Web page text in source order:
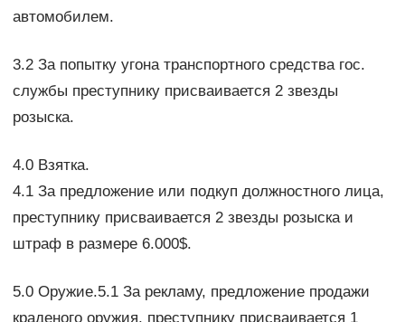
автомобилем.
3.2 За попытку угона транспортного средства гос.
службы преступнику присваивается 2 звезды
розыска.
4.0 Взятка.
4.1 За предложение или подкуп должностного лица,
преступнику присваивается 2 звезды розыска и
штраф в размере 6.000$.
5.0 Оружие.5.1 За рекламу, предложение продажи
краденого оружия, преступнику присваивается 1